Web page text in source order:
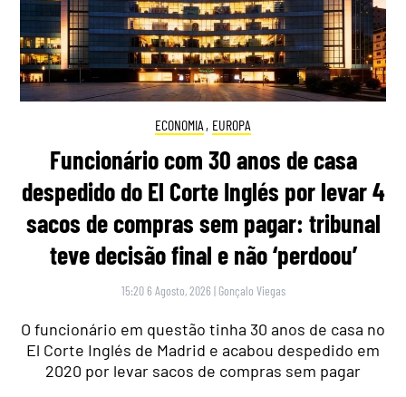
ECONOMIA , EUROPA
Funcionário com 30 anos de casa
despedido do El Corte Inglés por levar 4
sacos de compras sem pagar: tribunal
teve decisão final e não ‘perdoou’
15:20 6 Agosto, 2026 | Gonçalo Viegas
O funcionário em questão tinha 30 anos de casa no
El Corte Inglés de Madrid e acabou despedido em
2020 por levar sacos de compras sem pagar